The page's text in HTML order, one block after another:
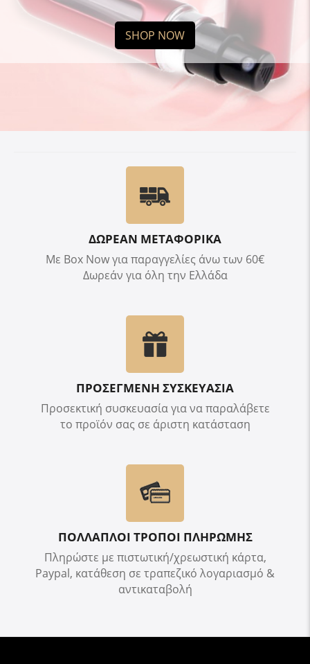
SHOP NOW
ΔΩΡΕΑΝ ΜΕΤΑΦΟΡΙΚΑ
Με Box Now για παραγγελίες άνω των 60€
Δωρεάν για όλη την Ελλάδα
ΠΡΟΣΕΓΜΕΝΗ ΣΥΣΚΕΥΑΣΙΑ
Προσεκτική συσκευασία για να παραλάβετε
το προϊόν σας σε άριστη κατάσταση
ΠΟΛΛΑΠΛΟΙ ΤΡΟΠΟΙ ΠΛΗΡΩΜΗΣ
Πληρώστε με πιστωτική/χρεωστική κάρτα,
Paypal, κατάθεση σε τραπεζικό λογαριασμό &
αντικαταβολή